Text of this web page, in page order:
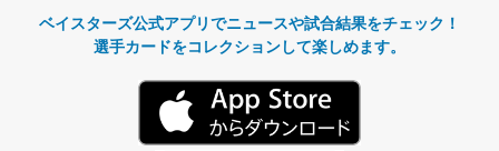
ベイスターズ公式アプリでニュースや試合結果をチェック！
選手カードをコレクションして楽しめます。